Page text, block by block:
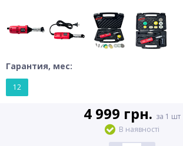
Гарантия, мес:
12
4 999 грн. за 1 шт
В наявності